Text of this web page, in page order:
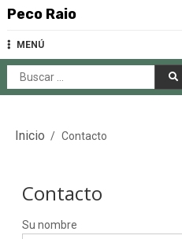
Saltar
contenido
Peco Raio
MENÚ
Buscar:
Inicio Contacto
Contacto
Su nombre